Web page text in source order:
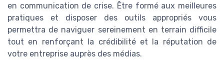
en communication de crise. Être formé aux meilleures
pratiques et disposer des outils appropriés vous
permettra de naviguer sereinement en terrain difficile
tout en renforçant la crédibilité et la réputation de
votre entreprise auprès des médias.